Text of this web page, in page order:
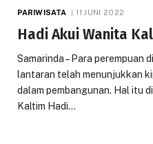
PARIWISATA 11 JUNI 2022
Hadi Akui Wanita
Samarinda – Para perempuan
lantaran telah menunjukkan
dalam pembangunan. Hal itu
Kaltim Hadi…